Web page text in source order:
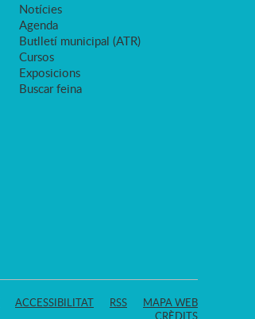
Notícies
Agenda
Butlletí municipal (ATR)
Cursos
Exposicions
Buscar feina
ACCESSIBILITAT RSS
MAPA WEB
CRÈDITS